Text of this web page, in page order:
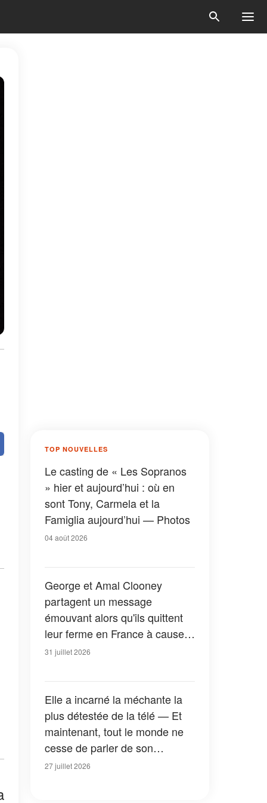
TOP NOUVELLES
Le casting de « Les Sopranos
» hier et aujourd’hui : où en
sont Tony, Carmela et la
Famiglia aujourd’hui — Photos
04 août 2026
George et Amal Clooney
partagent un message
émouvant alors qu'ils quittent
leur ferme en France à cause
des feux de forêt — Tous les
31 juillet 2026
Elle a incarné la méchante la
plus détestée de la télé — Et
maintenant, tout le monde ne
cesse de parler de son
apparition dans la nouvelle
27 juillet 2026